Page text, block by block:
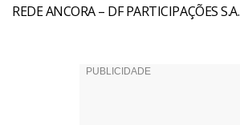
REDE ANCORA – DF PARTICIPAÇÕES S.A.